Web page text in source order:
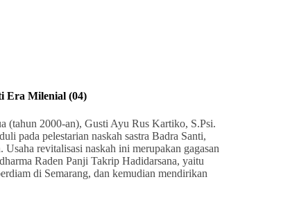
Era Milenial (04)
(tahun 2000-an), Gusti Ayu Rus Kartiko, S.Psi.
pada pelestarian naskah sastra Badra Santi,
revitalisasi naskah ini merupakan gagasan
Raden Panji Takrip Hadidarsana, yaitu
di Semarang, dan kemudian mendirikan